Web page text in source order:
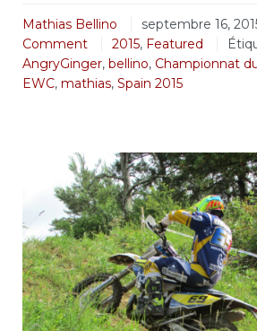
Mathias Bellino septembre 16,
Comment
2015, Featured
AngryGinger, bellino, Championnat
EWC, mathias, Spain 2015